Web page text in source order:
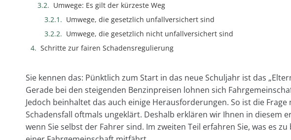
Umwege: Es gilt der kürzeste Weg
Umwege, die gesetzlich unfallversichert sind
Umwege, die gesetzlich nicht unfallversichert sind
Schritte zur fairen Schadensregulierung
Sie kennen das: Pünktlich zum Start in das neue Schuljahr ist das
Gerade bei den steigenden Benzinpreisen lohnen sich
Jedoch beinhaltet das auch einige Herausforderungen. So ist die
Schadensfall oftmals ungeklärt. Deshalb erklären wir Ihnen in diesem
wenn Sie selbst der Fahrer sind. Im zweiten Teil erfahren Sie, was es